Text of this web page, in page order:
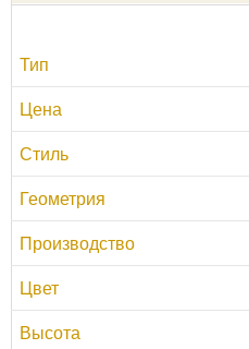
Тип
Цена
Стиль
Геометрия
Производство
Цвет
Высота